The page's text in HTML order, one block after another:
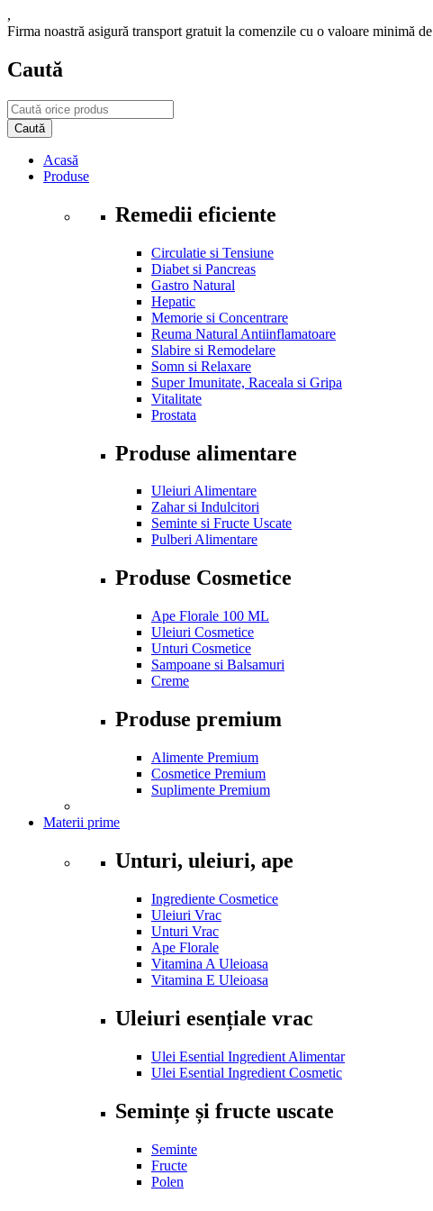
,
Firma noastră asigură transport gratuit la comenzile cu o valoare minimă de
Caută
Acasă
Produse
Remedii eficiente
Circulatie si Tensiune
Diabet si Pancreas
Gastro Natural
Hepatic
Memorie si Concentrare
Reuma Natural Antiinflamatoare
Slabire si Remodelare
Somn si Relaxare
Super Imunitate, Raceala si Gripa
Vitalitate
Prostata
Produse alimentare
Uleiuri Alimentare
Zahar si Indulcitori
Seminte si Fructe Uscate
Pulberi Alimentare
Produse Cosmetice
Ape Florale 100 ML
Uleiuri Cosmetice
Unturi Cosmetice
Sampoane si Balsamuri
Creme
Produse premium
Alimente Premium
Cosmetice Premium
Suplimente Premium
Materii prime
Unturi, uleiuri, ape
Ingrediente Cosmetice
Uleiuri Vrac
Unturi Vrac
Ape Florale
Vitamina A Uleioasa
Vitamina E Uleioasa
Uleiuri esențiale vrac
Ulei Esential Ingredient Alimentar
Ulei Esential Ingredient Cosmetic
Semințe și fructe uscate
Seminte
Fructe
Polen